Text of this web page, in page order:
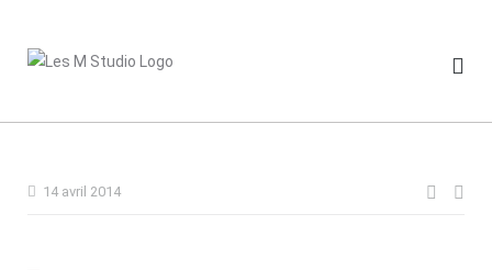
content
14 avril 2014